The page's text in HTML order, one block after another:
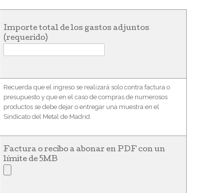
Importe total de los gastos adjuntos
(requerido)
Recuerda que el ingreso se realizará solo contra factura o
presupuesto y que en el caso de compras de numerosos
productos se debe dejar o entregar una muestra en el
Sindicato del Metal de Madrid.
Factura o recibo a abonar en PDF con un
límite de 5MB